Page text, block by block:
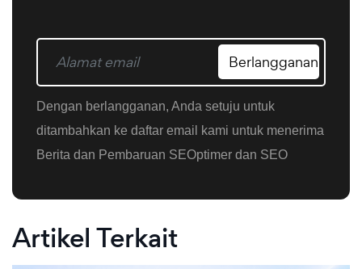
Berlangganan
Dengan berlangganan, Anda setuju untuk
ditambahkan ke daftar email kami untuk menerima
Berita dan Pembaruan SEOptimer dan SEO
Artikel Terkait